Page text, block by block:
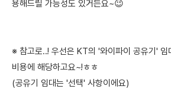
용해드릴 가능성도 있거든요~😉
※ 참고로..! 우선은 KT의 '와이파이 공유기' 임
비용에 해당하고요~!ㅎㅎ
(공유기 임대는 '선택' 사항이에요)